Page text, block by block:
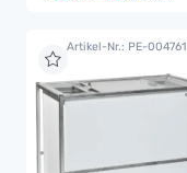
Artikel-Nr.: PE-004761